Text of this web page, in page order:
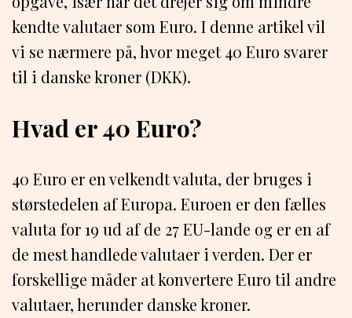
kendte valutaer som Euro. I denne artikel vil
vi se nærmere på, hvor meget 40 Euro svarer
til i danske kroner (DKK).
Hvad er 40 Euro?
40 Euro er en velkendt valuta, der bruges i
størstedelen af Europa. Euroen er den fælles
valuta for 19 ud af de 27 EU-lande og er en af
de mest handlede valutaer i verden. Der er
forskellige måder at konvertere Euro til andre
valutaer, herunder danske kroner.